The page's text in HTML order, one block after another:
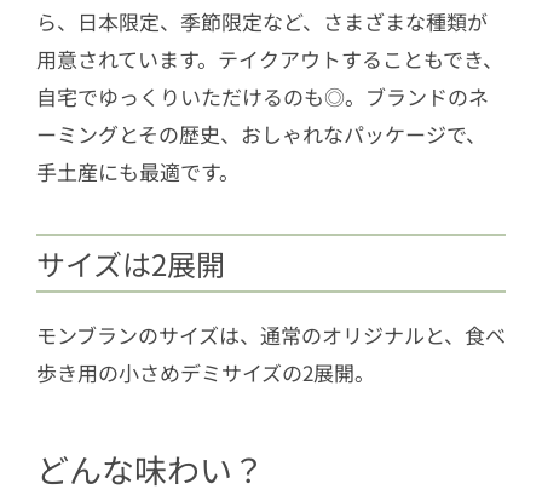
ら、日本限定、季節限定など、さまざまな種類が
用意されています。テイクアウトすることもでき、
自宅でゆっくりいただけるのも◎。ブランドのネ
ーミングとその歴史、おしゃれなパッケージで、
手土産にも最適です。
サイズは2展開
モンブランのサイズは、通常のオリジナルと、食べ
歩き用の小さめデミサイズの2展開。
どんな味わい？